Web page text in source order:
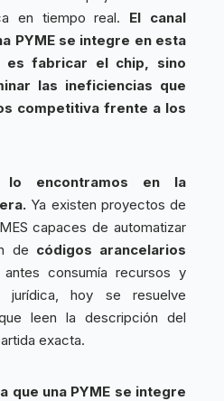
en tiempo real. El canal
PYME se integre en esta
es fabricar el chip, sino
las ineficiencias que
competitiva frente a los
lo encontramos en la
Ya existen proyectos de
capaces de automatizar
de códigos arancelarios
consumía recursos y
jurídica, hoy se resuelve
leen la descripción del
exacta.
que una PYME se integre